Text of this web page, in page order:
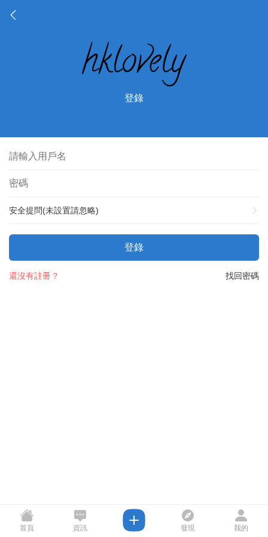
登錄
安全提問(未設置請忽略)
登錄
找回密碼
還沒有註冊？
首頁 資訊 發現 我的